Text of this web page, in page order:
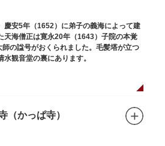
慶安5年（1652）に弟子の義海によって建
天海僧正は寛永20年（1643）子院の本覚
の諡号がおくられました。毛髪塔が立つ
観音堂の裏にあります。
（かっぱ寺）